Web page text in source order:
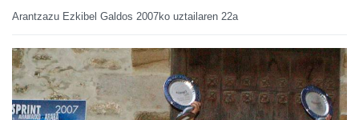
Arantzazu Ezkibel Galdos 2007ko uztailaren 22a